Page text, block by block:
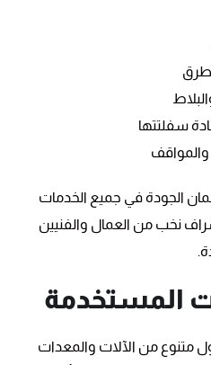
سفلتتها
الجودة في جميع الخدمات
نخب من العمال والفنيين
المستخدمة
متنوع من الآلات والمعدات